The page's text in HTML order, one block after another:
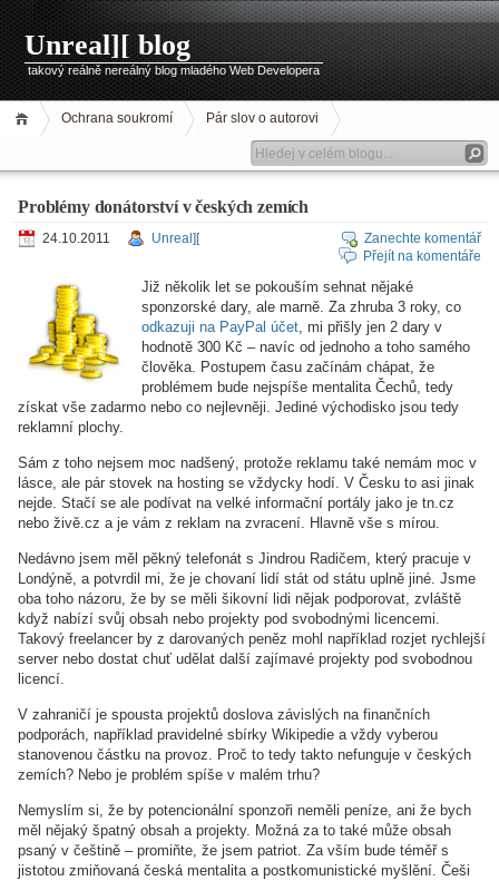
Unreal][ blog
takový reálně nereálný blog mladého Web Developera
Ochrana soukromí Pár slov o autorovi
Problémy donátorství v českých zemích
24.10.2011 Unreal][
Zanechte komentář
Přejít na komentáře
Již několik let se pokouším sehnat nějaké
sponzorské dary, ale marně. Za zhruba 3 roky, co
odkazuji na PayPal účet, mi přišly jen 2 dary v
hodnotě 300 Kč – navíc od jednoho a toho samého
člověka. Postupem času začínám chápat, že
problémem bude nejspíše mentalita Čechů, tedy
získat vše zadarmo nebo co nejlevněji. Jediné východisko jsou tedy
reklamní plochy.
Sám z toho nejsem moc nadšený, protože reklamu také nemám moc v
lásce, ale pár stovek na hosting se vždycky hodí. V Česku to asi jinak
nejde. Stačí se ale podívat na velké informační portály jako je tn.cz
nebo živě.cz a je vám z reklam na zvracení. Hlavně vše s mírou.
Nedávno jsem měl pěkný telefonát s Jindrou Radičem, který pracuje v
Londýně, a potvrdil mi, že je chovaní lidí stát od státu uplně jiné. Jsme
oba toho názoru, že by se měli šikovní lidi nějak podporovat, zvláště
když nabízí svůj obsah nebo projekty pod svobodnými licencemi.
Takový freelancer by z darovaných peněz mohl například rozjet rychlejší
server nebo dostat chuť udělat další zajímavé projekty pod svobodnou
licencí.
V zahraničí je spousta projektů doslova závislých na finančních
podporách, například pravidelné sbírky Wikipedie a vždy vyberou
stanovenou částku na provoz. Proč to tedy takto nefunguje v českých
zemích? Nebo je problém spíše v malém trhu?
Nemyslím si, že by potencionální sponzoři neměli peníze, ani že bych
měl nějaký špatný obsah a projekty. Možná za to také může obsah
psaný v češtině – promiňte, že jsem patriot. Za vším bude téměř s
jistotou zmiňovaná česká mentalita a postkomunistické myšlění. Češi